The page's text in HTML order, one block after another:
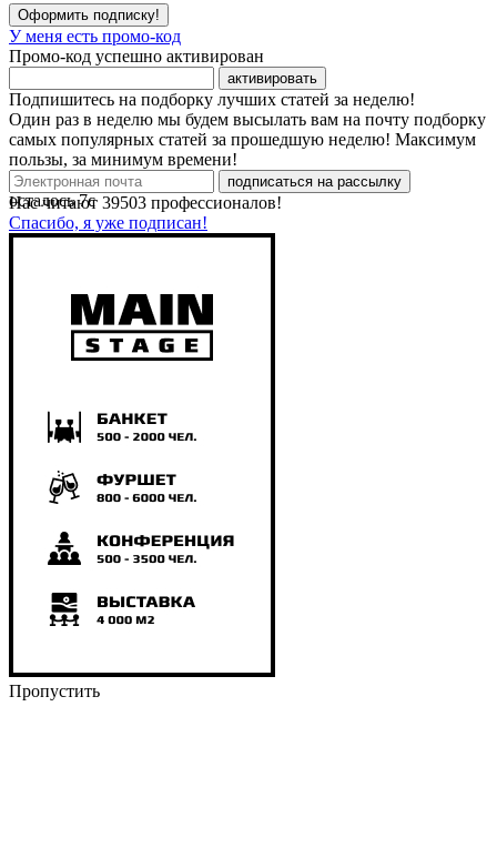
Оформить подписку!
У меня есть промо-код
Промо-код успешно активирован
активировать
Подпишитесь на подборку лучших статей за неделю!
Один раз в неделю мы будем высылать вам на почту подборку
самых популярных статей за прошедшую неделю! Максимум
пользы, за минимум времени!
подписаться на рассылку
Нас читают 39503 профессионалов!
Спасибо, я уже подписан!
осталось7с
Пропустить